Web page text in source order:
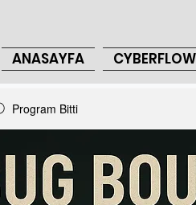
ANASAYFA CYBERFLOW
Program Bitti